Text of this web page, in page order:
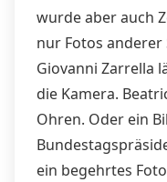
wurde aber auch
nur Fotos anderer
Giovanni Zarrella
die Kamera.
Ohren. Oder ein
ein begehrtes